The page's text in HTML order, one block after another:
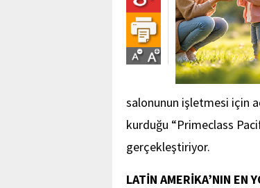
salonunun işletmesi için
kurduğu “Primeclass
gerçekleştiriyor.
LATİN AMERİKA’NIN EN